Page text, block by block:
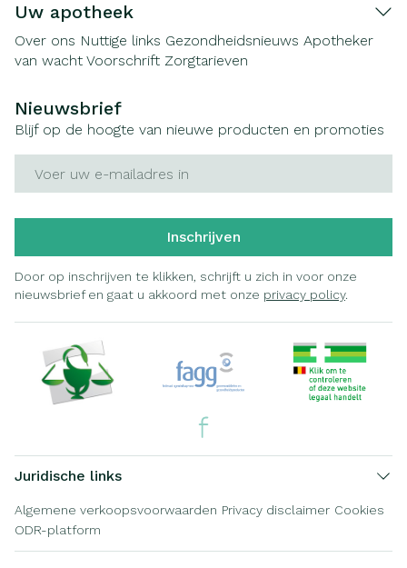
Uw apotheek
Over ons Nuttige links Gezondheidsnieuws Apotheker
van wacht Voorschrift Zorgtarieven
Nieuwsbrief
Blijf op de hoogte van nieuwe producten en promoties
Inschrijven
Door op inschrijven te klikken, schrijft u zich in voor onze
nieuwsbrief en gaat u akkoord met onze privacy policy.
Juridische links
Algemene verkoopsvoorwaarden Privacy disclaimer Cookies
ODR-platform